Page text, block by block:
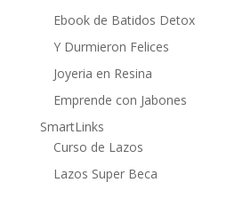
Ebook de Batidos Detox
Y Durmieron Felices
Joyeria en Resina
Emprende con Jabones
SmartLinks
Curso de Lazos
Lazos Super Beca